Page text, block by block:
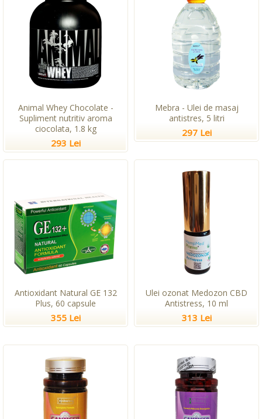
Animal Whey Chocolate -
Supliment nutritiv aroma
ciocolata, 1.8 kg
293 Lei
Mebra - Ulei de masaj
antistres, 5 litri
297 Lei
Antioxidant Natural GE 132
Plus, 60 capsule
355 Lei
Ulei ozonat Medozon CBD
Antistress, 10 ml
313 Lei